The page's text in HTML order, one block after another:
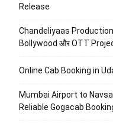
Release
Chandeliyaas Production
Bollywood और OTT
Online Cab Booking in
Mumbai Airport to
Reliable Gogacab